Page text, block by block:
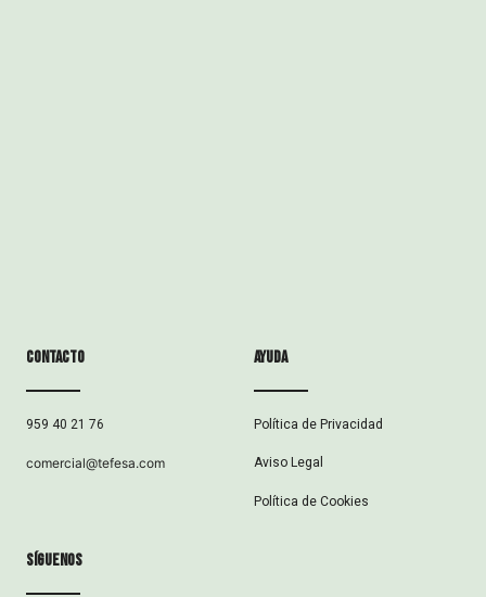
Contacto
959 40 21 76
comercial@tefesa.com
ayuda
Política de Privacidad
Aviso Legal
Política de Cookies
síguenos